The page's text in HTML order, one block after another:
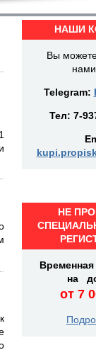
НАШИ
Вы можете
Telegram:
Тел: 7-
НЕ
Временная
на
от 7